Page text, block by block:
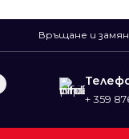
Връщане и
+ 359